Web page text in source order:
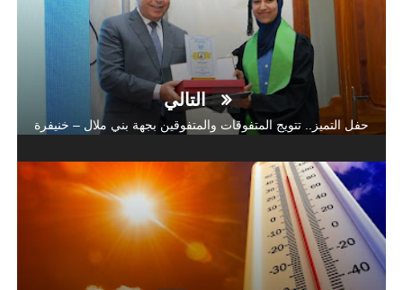
التالي
حفل التميز.. تتويج المتفوقات والمتفوقين بجهة بني ملال – خنيفرة